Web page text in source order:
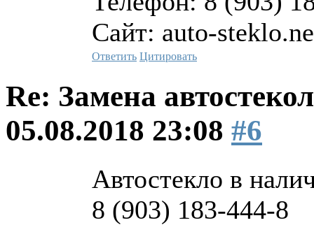
Сайт: auto-
Ответить Цитировать
Re: Замена
05.08.2018 23:08 #6
Автостекло в
8 (903) 183-444-8